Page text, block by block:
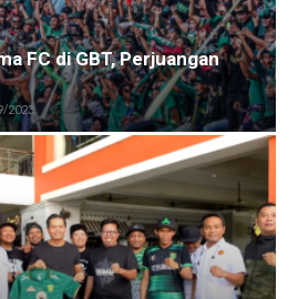
FC di GBT, Perjuangan
2023